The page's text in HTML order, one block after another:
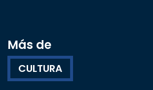
Más de
CULTURA